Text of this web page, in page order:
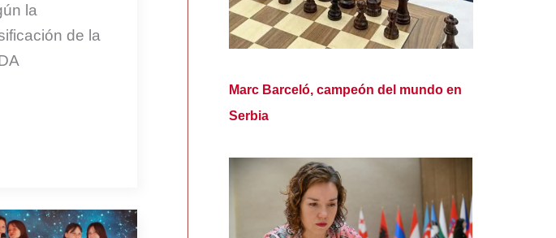
la
de la
Marc Barceló, campeón del mundo en
Serbia